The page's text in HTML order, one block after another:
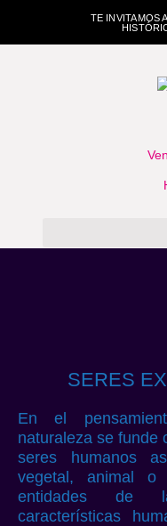
TE INVITAMOS
SERES
En el
naturaleza se funde
seres humanos
vegetal, animal
entidades de
características